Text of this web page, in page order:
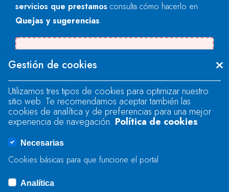
servicios que prestamos consulta cómo hacerlo en
Quejas y sugerencias.
"text".
Se produjo un error al cargar el campo
"text".
Se produjo un error al cargar el campo
Gestión de cookies
Utilizamos tres tipos de cookies para optimizar nuestro
sitio web. Te recomendamos aceptar también las
cookies de analítica y de preferencias para una mejor
experiencia de navegación. Política de cookies
Necesarias
Cookies básicas para que funcione el portal
Analítica